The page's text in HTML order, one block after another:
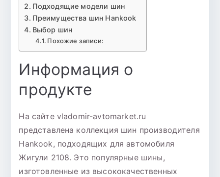
Подходящие модели шин
Преимущества шин Hankook
Выбор шин
Похожие записи:
Информация о
продукте
На сайте vladomir-avtomarket.ru
представлена коллекция шин производителя
Hankook, подходящих для автомобиля
Жигули 2108. Это популярные шины,
изготовленные из высококачественных